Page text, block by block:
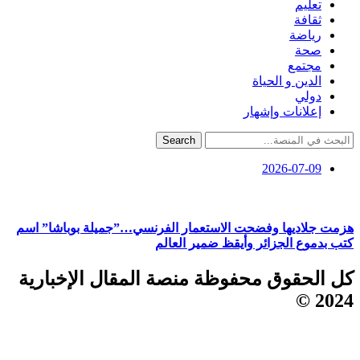
تعليم
ثقافة
رياضة
صحة
مجتمع
الدين و الحياة
دولي
إعلانات وإشهار
Search
2026-07-09
هزمت جلاديها وفضحت الاستعمار الفرنسي…”جميلة بوباشا” اسم
كتب بدموع الجزائر وأيقظ ضمير العالم
كل الحقوق محفوظة منصة المقال الإخبارية
2024 ©